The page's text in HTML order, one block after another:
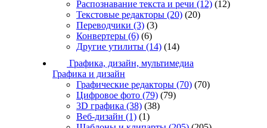
Распознавание текста и речи (12) (12)
Текстовые редакторы (20) (20)
Переводчики (3) (3)
Конвертеры (6) (6)
Другие утилиты (14) (14)
Графика, дизайн, мультимедиа
Графика и дизайн
Графические редакторы (70) (70)
Цифровое фото (79) (79)
3D графика (38) (38)
Веб-дизайн (1) (1)